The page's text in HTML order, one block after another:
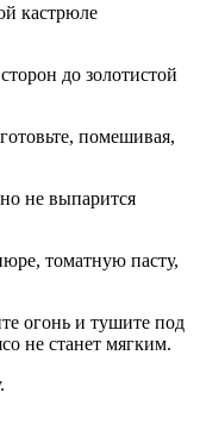
кастрюле
до золотистой
помешивая,
не выпарится
томатную пасту,
огонь и тушите под
не станет мягким.